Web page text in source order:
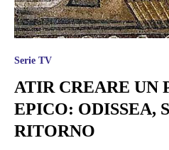
Serie TV
ATIR CREARE UN
EPICO: ODISSEA,
RITORNO